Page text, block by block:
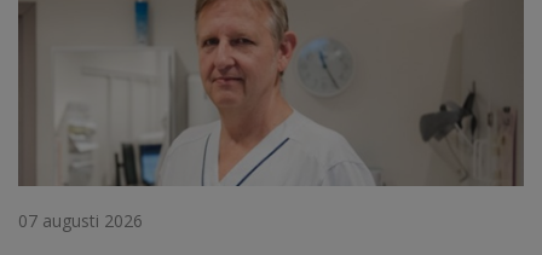
07 augusti 2026